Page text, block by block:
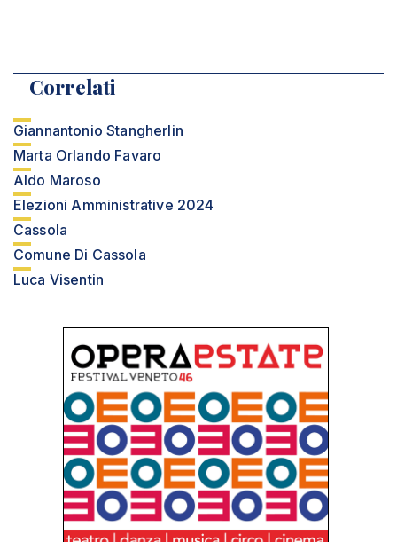
Correlati
Giannantonio Stangherlin
Marta Orlando Favaro
Aldo Maroso
Elezioni Amministrative 2024
Cassola
Comune Di Cassola
Luca Visentin